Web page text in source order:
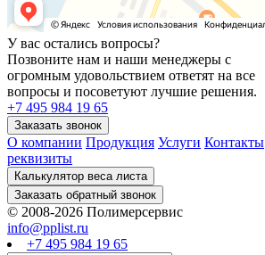
У вас остались вопросы?
Позвоните нам и наши менеджеры с
огромным удовольствием ответят на все
вопросы и посоветуют лучшие решения.
+7 495 984 19 65
О компании Продукция Услуги Контакты
реквизиты
© 2008-2026 Полимерсервис
info@pplist.ru
+7 495 984 19 65